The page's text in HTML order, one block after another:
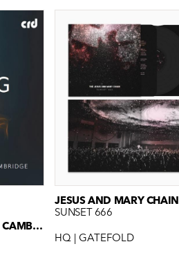
CHOIR OF JESUS COLLEGE CAMBRIDGE
JESUS AND MARY CHAIN
SUNSET 666
HQ | GATEFOLD